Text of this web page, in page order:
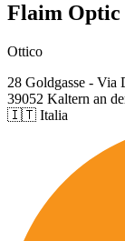
Flaim Optic
Ottico
28 Goldgasse - Via
39052 Kaltern an
🇮🇹 Italia